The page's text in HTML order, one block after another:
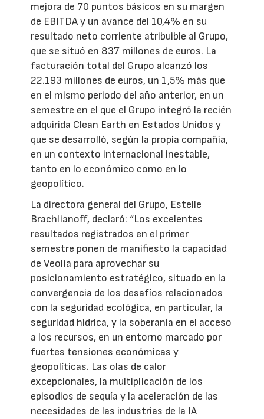
mejora de 70 puntos básicos en su margen
de EBITDA y un avance del 10,4% en su
resultado neto corriente atribuible al Grupo,
que se situó en 837 millones de euros. La
facturación total del Grupo alcanzó los
22.193 millones de euros, un 1,5% más que
en el mismo periodo del año anterior, en un
semestre en el que el Grupo integró la recién
adquirida Clean Earth en Estados Unidos y
que se desarrolló, según la propia compañía,
en un contexto internacional inestable,
tanto en lo económico como en lo
geopolítico.
La directora general del Grupo, Estelle
Brachlianoff, declaró: “Los excelentes
resultados registrados en el primer
semestre ponen de manifiesto la capacidad
de Veolia para aprovechar su
posicionamiento estratégico, situado en la
convergencia de los desafíos relacionados
con la seguridad ecológica, en particular, la
seguridad hídrica, y la soberanía en el acceso
a los recursos, en un entorno marcado por
fuertes tensiones económicas y
geopolíticas. Las olas de calor
excepcionales, la multiplicación de los
episodios de sequía y la aceleración de las
necesidades de las industrias de la IA